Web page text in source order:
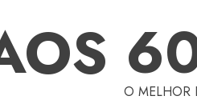
O MELHOR